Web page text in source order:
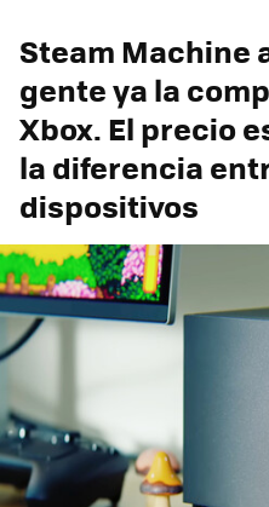
Steam Machine
gente ya la
Xbox. El precio
la diferencia
dispositivos